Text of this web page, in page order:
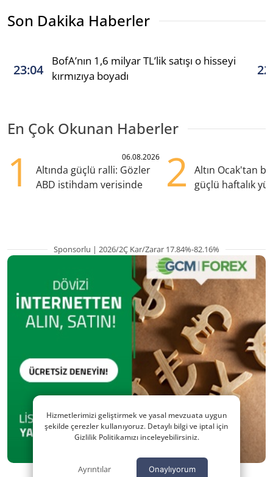
Son Dakika Haberler
23:04
BofA’nın 1,6 milyar TL’lik satışı o hisseyi
kırmızıya boyadı
En Çok Okunan Haberler
1 06.08.2026
Altında güçlü ralli: Gözler
ABD istihdam verisinde
2
Altın Ocak'tan
güçlü haftalık
Sponsorlu | 2026/2Ç Kar/Zarar 17.84%-82.16%
Hizmetlerimizi geliştirmek ve yasal mevzuata uygun
şekilde çerezler kullanıyoruz. Detaylı bilgi ve iptal için
Gizlilik Politikamızı inceleyebilirsiniz.
Ayrıntılar Onaylıyorum